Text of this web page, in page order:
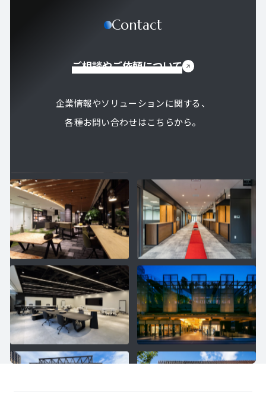
Contact
ご相談やご依頼について
企業情報やソリューションに関する、
各種お問い合わせはこちらから。